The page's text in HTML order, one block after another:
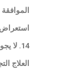
14. لا
العلاج